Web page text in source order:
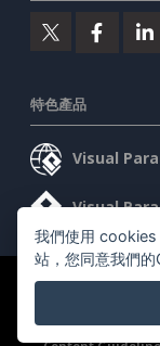
特色產品
Visual
Visual
我們使用 cookies
站，您同意我們